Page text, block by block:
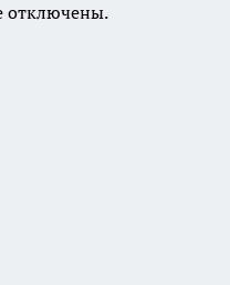
отключены.